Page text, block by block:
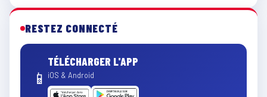
RESTEZ CONNECTÉ
📱
TÉLÉCHARGER L'APP
iOS & Android